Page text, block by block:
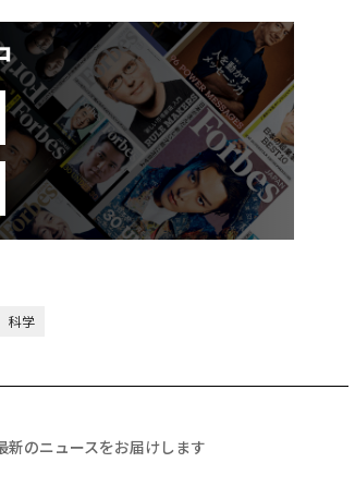
科学
新のニュースをお届けします